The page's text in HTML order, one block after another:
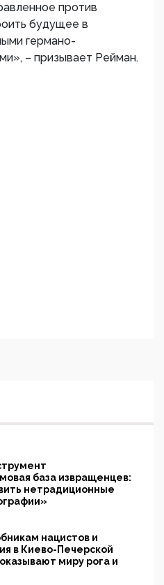
против
будущее в
германо-
– призывает Рейман.
база извращенцев:
нетрадиционные
нацистов и
в Киево-Печерской
миру рога и